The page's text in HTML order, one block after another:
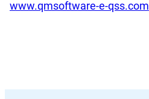
www.qmsoftware-e-qss.com